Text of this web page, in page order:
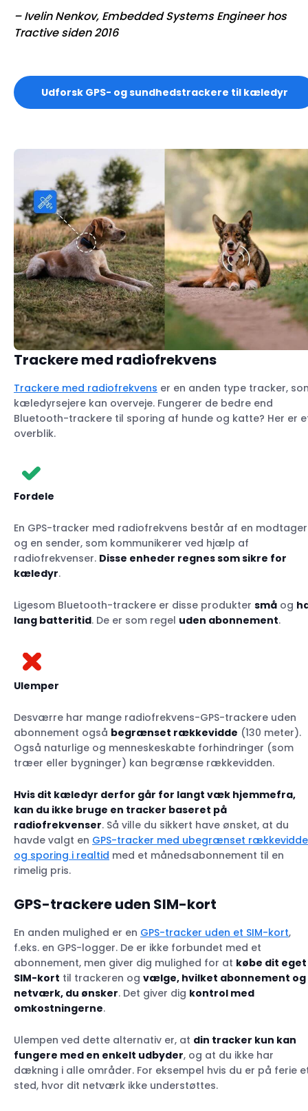
– Ivelin Nenkov, Embedded Systems Engineer hos
Tractive siden 2016
Udforsk GPS- og sundhedstrackere til kæledyr
Trackere med radiofrekvens
Trackere med radiofrekvens er en anden type tracker,
kæledyrsejere kan overveje. Fungerer de bedre end
Bluetooth-trackere til sporing af hunde og katte? Her er
overblik.
Fordele
En GPS-tracker med radiofrekvens består af en modtager
og en sender, som kommunikerer ved hjælp af
radiofrekvenser. Disse enheder regnes som sikre for
kæledyr.
Ligesom Bluetooth-trackere er disse produkter små og
lang batteritid. De er som regel uden abonnement.
Ulemper
Desværre har mange radiofrekvens-GPS-trackere uden
abonnement også begrænset rækkevidde (130 meter).
Også naturlige og menneskeskabte forhindringer (som
træer eller bygninger) kan begrænse rækkevidden.
Hvis dit kæledyr derfor går for langt væk hjemmefra,
kan du ikke bruge en tracker baseret på
radiofrekvenser. Så ville du sikkert have ønsket, at du
havde valgt en GPS-tracker med ubegrænset rækkevidde
og sporing i realtid med et månedsabonnement til en
rimelig pris.
GPS-trackere uden SIM-kort
En anden mulighed er en GPS-tracker uden et SIM-kort,
f.eks. en GPS-logger. De er ikke forbundet med et
abonnement, men giver dig mulighed for at købe dit eget
SIM-kort til trackeren og vælge, hvilket abonnement og
netværk, du ønsker. Det giver dig kontrol med
omkostningerne.
Ulempen ved dette alternativ er, at din tracker kun kan
fungere med en enkelt udbyder, og at du ikke har
dækning i alle områder. For eksempel hvis du er på ferie
sted, hvor dit netværk ikke understøttes.